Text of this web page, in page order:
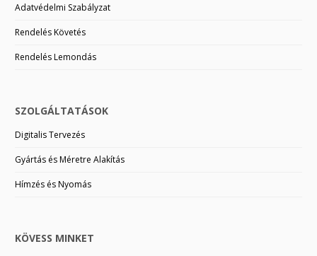
Adatvédelmi Szabályzat
Rendelés Követés
Rendelés Lemondás
SZOLGÁLTATÁSOK
Digitalis Tervezés
Gyártás és Méretre Alakítás
Hímzés és Nyomás
KÖVESS MINKET